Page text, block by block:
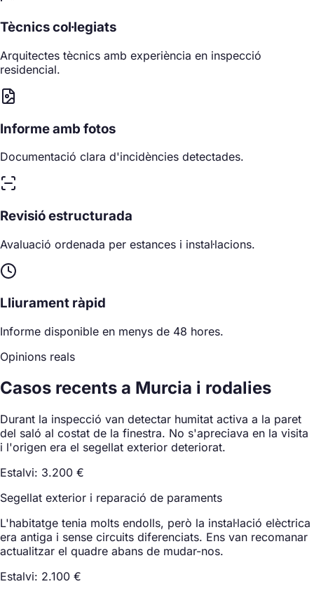
Tècnics col·legiats
Arquitectes tècnics amb experiència en inspecció
residencial.
Informe amb fotos
Documentació clara d'incidències detectades.
Revisió estructurada
Avaluació ordenada per estances i instal·lacions.
Lliurament ràpid
Informe disponible en menys de 48 hores.
Opinions reals
Casos recents a Murcia i rodalies
Durant la inspecció van detectar humitat activa a la paret
del saló al costat de la finestra. No s'apreciava en la visita
i l'origen era el segellat exterior deteriorat.
Estalvi: 3.200 €
Segellat exterior i reparació de paraments
L'habitatge tenia molts endolls, però la instal·lació elèctrica
era antiga i sense circuits diferenciats. Ens van recomanar
actualitzar el quadre abans de mudar-nos.
Estalvi: 2.100 €